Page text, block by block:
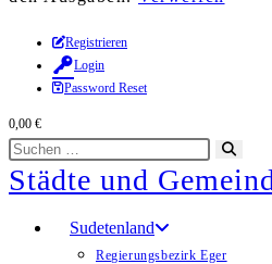
Zum
Inhalt
springen
Registrieren
Login
Password Reset
0,00 €
Diese
Website
durchsuchen
starten
Städte und
Sudetenland
Regierungsbezirk Eger